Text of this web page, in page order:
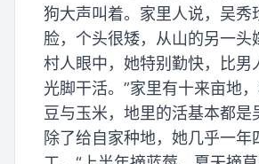
狗大声叫着。家里人说，吴秀
脸，个头很矮，从山的另一头
村人眼中，她特别勤快，比男
光脚干活。”家里有十来亩地
豆与玉米，地里的活基本都是
除了给自家种地，她几乎一年